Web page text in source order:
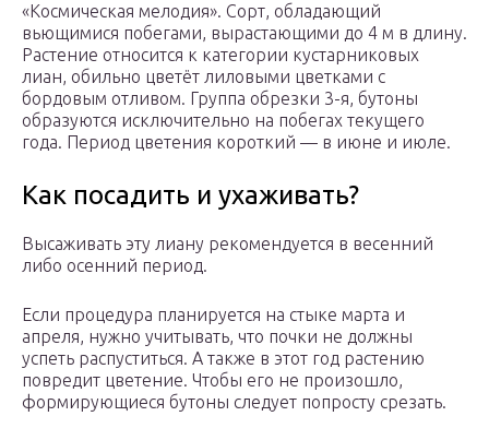
«Космическая мелодия». Сорт, обладающий
вьющимися побегами, вырастающими до 4 м в длину.
Растение относится к категории кустарниковых
лиан, обильно цветёт лиловыми цветками с
бордовым отливом. Группа обрезки 3-я, бутоны
образуются исключительно на побегах текущего
года. Период цветения короткий — в июне и июле.
Как посадить и ухаживать?
Высаживать эту лиану рекомендуется в весенний
либо осенний период.
Если процедура планируется на стыке марта и
апреля, нужно учитывать, что почки не должны
успеть распуститься. А также в этот год растению
повредит цветение. Чтобы его не произошло,
формирующиеся бутоны следует попросту срезать.